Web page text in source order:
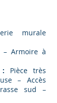
murale
– Armoire à
: Pièce très
– Accès
sud –